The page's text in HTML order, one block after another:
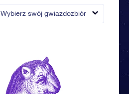
Wybierz swój gwiazdozbiór